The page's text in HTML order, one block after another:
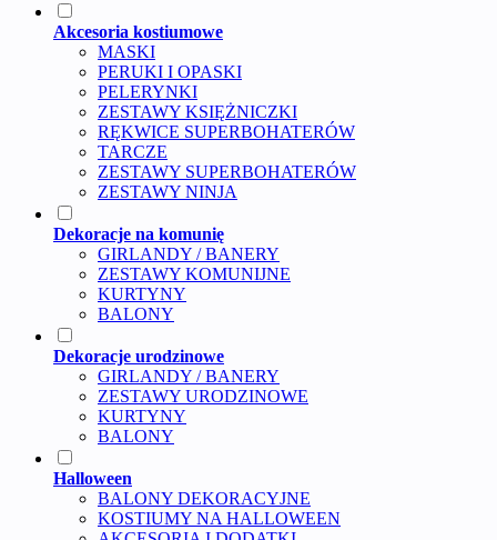
Akcesoria kostiumowe
MASKI
PERUKI I OPASKI
PELERYNKI
ZESTAWY KSIĘŻNICZKI
RĘKWICE SUPERBOHATERÓW
TARCZE
ZESTAWY SUPERBOHATERÓW
ZESTAWY NINJA
Dekoracje na komunię
GIRLANDY / BANERY
ZESTAWY KOMUNIJNE
KURTYNY
BALONY
Dekoracje urodzinowe
GIRLANDY / BANERY
ZESTAWY URODZINOWE
KURTYNY
BALONY
Halloween
BALONY DEKORACYJNE
KOSTIUMY NA HALLOWEEN